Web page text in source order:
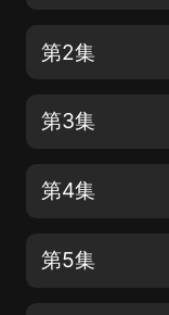
第2集
第3集
第4集
第5集